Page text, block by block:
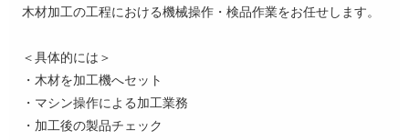
木材加工の工程における機械操作・検品作業をお任せします。
＜具体的には＞
・木材を加工機へセット
・マシン操作による加工業務
・加工後の製品チェック